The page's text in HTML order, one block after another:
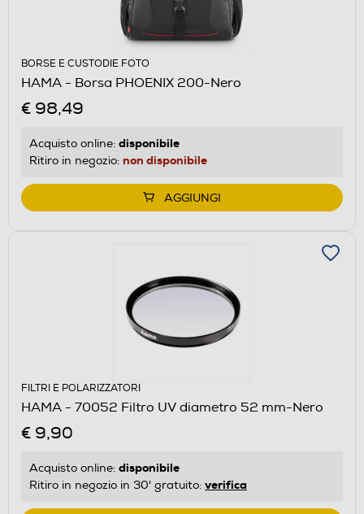
BORSE E CUSTODIE FOTO
HAMA - Borsa PHOENIX 200-Nero
€ 98,49
Acquisto online: disponibile
Ritiro in negozio: non disponibile
AGGIUNGI
FILTRI E POLARIZZATORI
HAMA - 70052 Filtro UV diametro 52 mm-Nero
€ 9,90
Acquisto online: disponibile
Ritiro in negozio in 30' gratuito: verifica